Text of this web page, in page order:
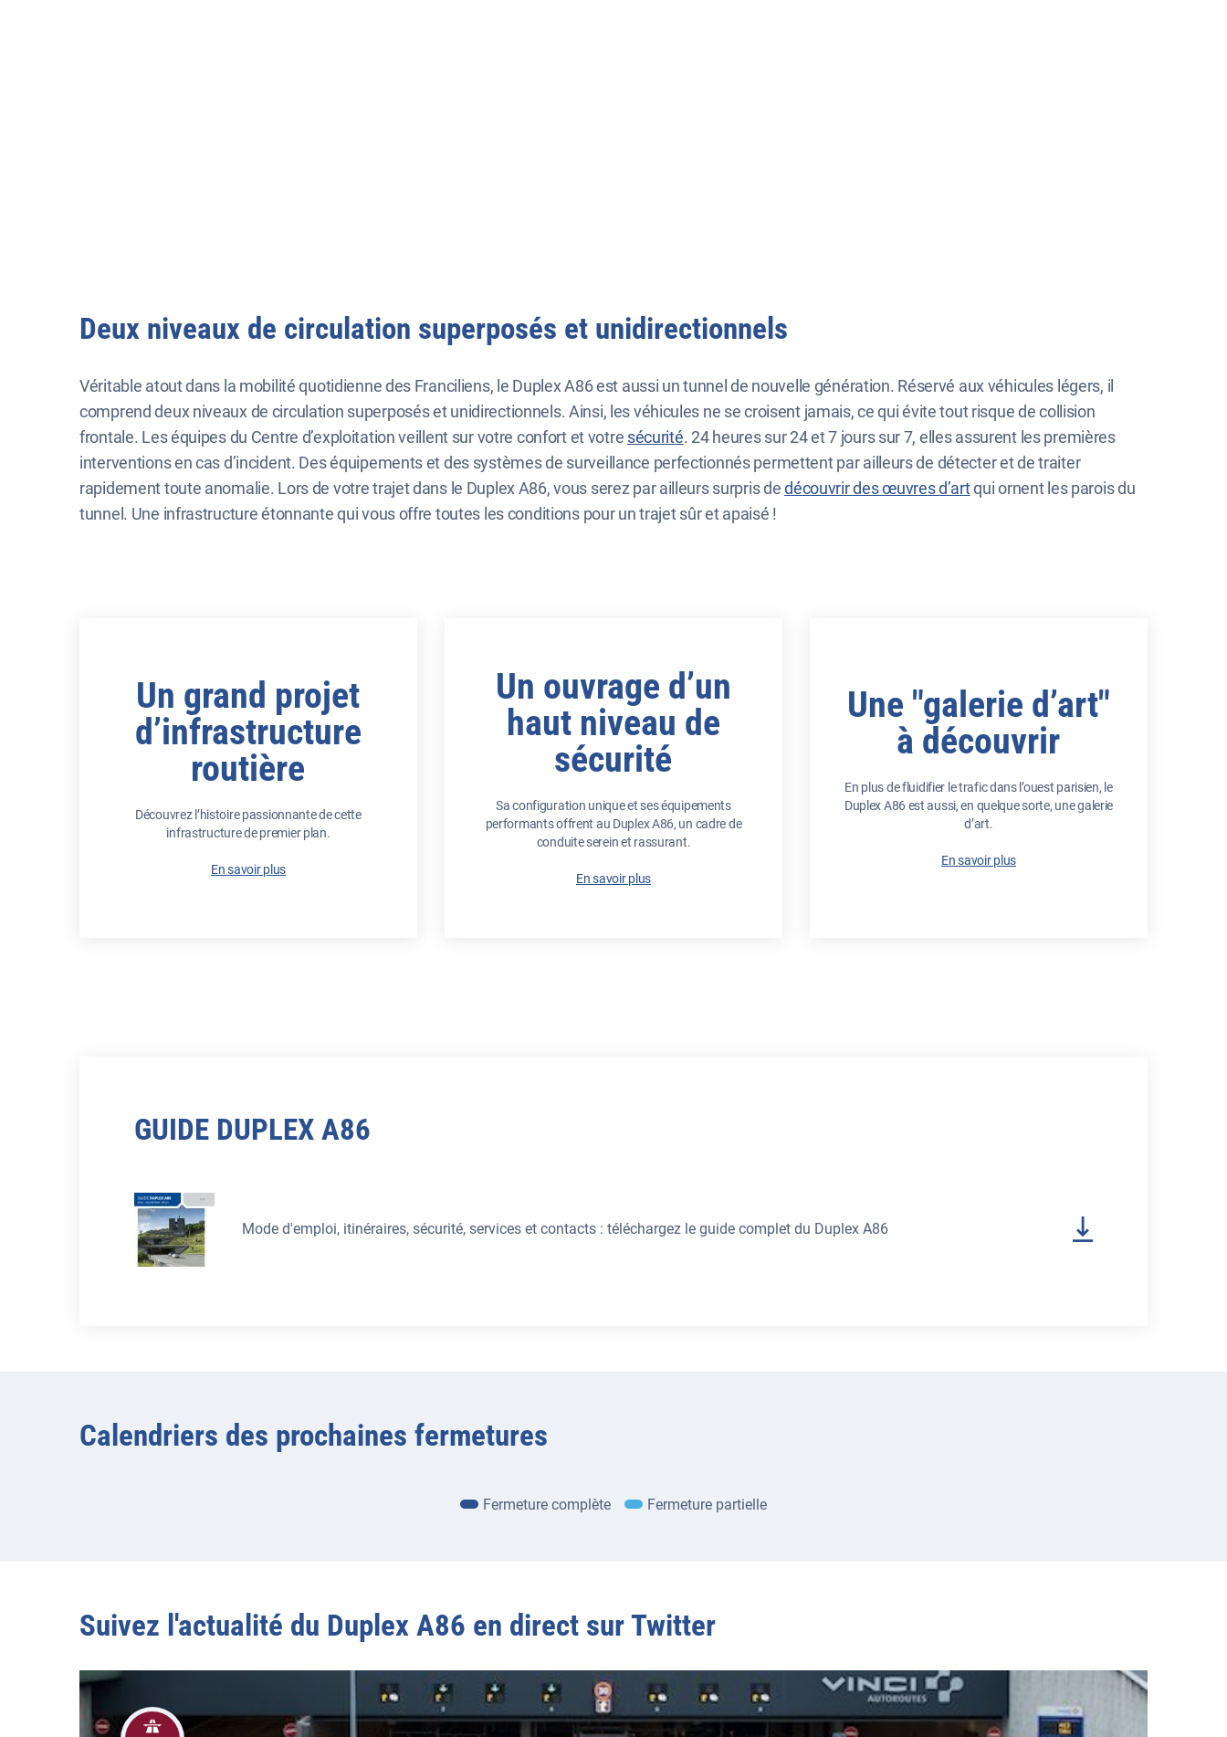
Deux niveaux de circulation superposés et unidirectionnels
Véritable atout dans la mobilité quotidienne des Franciliens, le Duplex A86 est aussi un tunnel de nouvelle génération. Réservé aux véhicules légers, il
comprend deux niveaux de circulation superposés et unidirectionnels. Ainsi, les véhicules ne se croisent jamais, ce qui évite tout risque de collision
frontale. Les équipes du Centre d’exploitation veillent sur votre confort et votre sécurité. 24 heures sur 24 et 7 jours sur 7, elles assurent les premières
interventions en cas d’incident. Des équipements et des systèmes de surveillance perfectionnés permettent par ailleurs de détecter et de traiter
rapidement toute anomalie. Lors de votre trajet dans le Duplex A86, vous serez par ailleurs surpris dedécouvrir des œuvres d’artqui ornent les parois du
tunnel. Une infrastructure étonnante qui vous offre toutes les conditions pour un trajet sûr et apaisé !
Un grand projet
d’infrastructure
routière
Découvrez l’histoire passionnante de cette
infrastructure de premier plan.
En savoir plus
Un ouvrage d’un
haut niveau de
sécurité
Sa configuration unique et ses équipements
performants offrent au Duplex A86, un cadre de
conduite serein et rassurant.
En savoir plus
Une "galerie d’art"
à découvrir
En plus de fluidifier le trafic dans l’ouest parisien, le
Duplex A86 est aussi, en quelque sorte, une galerie
d’art.
En savoir plus
GUIDE DUPLEX A86
Mode d'emploi, itinéraires, sécurité, services et contacts : téléchargez le guide complet du Duplex A86
Calendriers des prochaines fermetures
Fermeture complète Fermeture partielle
Suivez l'actualité du Duplex A86 en direct sur Twitter